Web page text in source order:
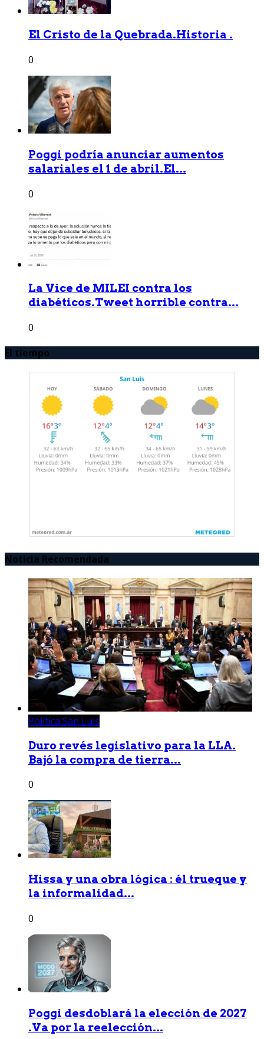
El Cristo de la Quebrada.Historia .
0
Poggi podría anunciar aumentos
salariales el 1 de abril.El...
0
La Vice de MILEI contra los
diabéticos.Tweet horrible contra...
0
El tiempo
Noticia Recomendada
Política San Luis
Duro revés legislativo para la LLA.
Bajó la compra de tierra...
0
Hissa y una obra lógica : él trueque y
la informalidad...
0
Poggi desdoblará la elección de 2027
.Va por la reelección...